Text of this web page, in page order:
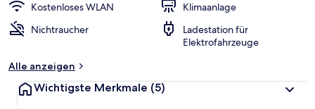
Kostenloses WLAN
Klimaanlage
Nichtraucher
Ladestation für
Elektrofahrzeuge
Alle anzeigen
Wichtigste Merkmale (5)